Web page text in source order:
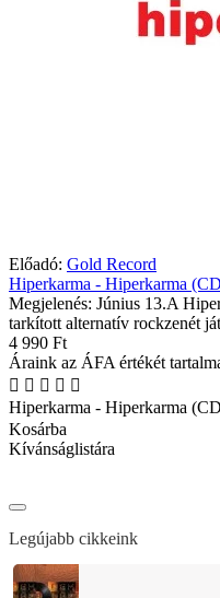
Előadó: Gold Record
Hiperkarma - Hiperkarma
Megjelenés: Június 13.A
tarkított alternatív rockzenét
4 990 Ft
Áraink az ÁFA értékét
Hiperkarma - Hiperkarma
Kosárba
Kívánságlistára
Legújabb cikkeink